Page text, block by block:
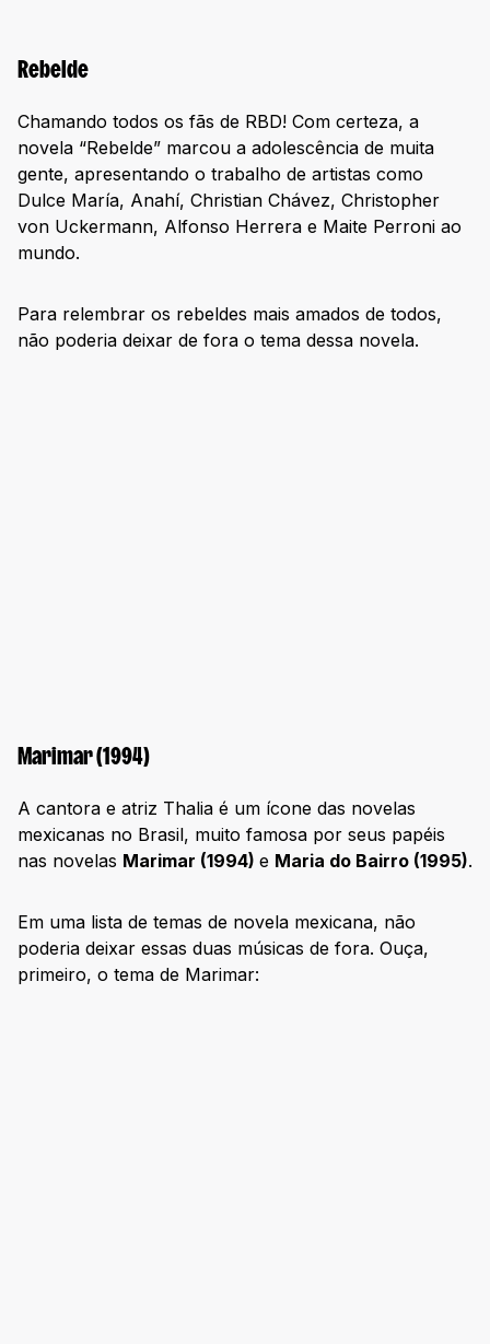
Rebelde
Chamando todos os fãs de RBD! Com certeza, a
novela “Rebelde” marcou a adolescência de muita
gente, apresentando o trabalho de artistas como
Dulce María, Anahí, Christian Chávez, Christopher
von Uckermann, Alfonso Herrera e Maite Perroni ao
mundo.
Para relembrar os rebeldes mais amados de todos,
não poderia deixar de fora o tema dessa novela.
Marimar (1994)
A cantora e atriz Thalia é um ícone das novelas
mexicanas no Brasil, muito famosa por seus papéis
nas novelas Marimar (1994) e Maria do Bairro (1995).
Em uma lista de temas de novela mexicana, não
poderia deixar essas duas músicas de fora. Ouça,
primeiro, o tema de Marimar: